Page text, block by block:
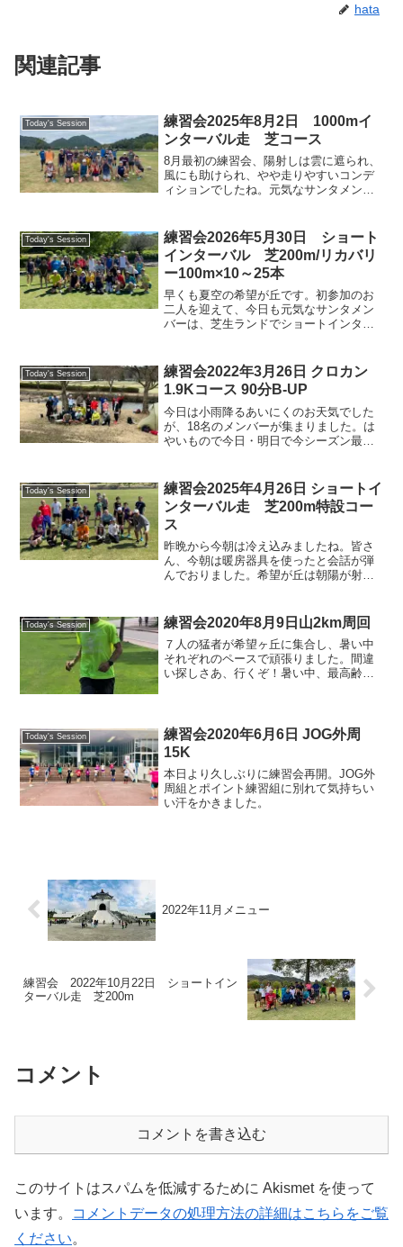
hata
関連記事
Today's Session
練習会2025年8月2日 1000mイ
ンターバル走 芝コース
8月最初の練習会、陽射しは雲に遮られ、
風にも助けられ、やや走りやすいコンデ
ィションでしたね。元気なサンタメンバ
ード設定、間接的に心拍数を管理パラメ
ータにする者、走力...
Today's Session
練習会2026年5月30日 ショート
インターバル 芝200m/リカバリ
ー100m×10～25本
早くも夏空の希望が丘です。初参加のお
二人を迎えて、今日も元気なサンタメン
バーは、芝生ランドでショートインター
になってペースを確認したり、引っ張っ
たり、まさに切磋琢磨とな...
Today's Session
練習会2022年3月26日 クロカン
1.9Kコース 90分B-UP
今日は小雨降るあいにくのお天気でした
が、18名のメンバーが集まりました。は
やいもので今日・明日で今シーズン最終
様。明日は岐阜もお天気良いみたいなの
でシーズン最終日、ファ...
Today's Session
練習会2025年4月26日 ショートイ
ンターバル走 芝200m特設コー
ス
昨晩から今朝は冷え込みましたね。皆さ
ん、今朝は暖房器具を使ったと会話が弾
んでおりました。希望が丘は朝陽が射し
ーバル走、芝生ランドに一周300mの特設
コース（200m疾走、...
Today's Session 練習会2020年8月9日山2km周回
７人の猛者が希望ヶ丘に集合し、暑い中
それぞれのペースで頑張りました。間違
い探しさあ、行くぞ！暑い中、最高齢記
Today's Session
練習会2020年6月6日 JOG外周
15K
本日より久しぶりに練習会再開。JOG外
周組とポイント練習組に別れて気持ちい
い汗をかきました。
2022年11月メニュー
練習会 2022年10月22日 ショートイン
ターバル走 芝200m
コメント
コメントを書き込む
このサイトはスパムを低減するために Akismet を使って
います。
コメントデータの処理方法の詳細はこちらをご覧
ください。